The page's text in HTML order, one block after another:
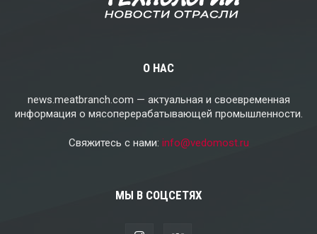
О НАС
news.meatbranch.com — актуальная и своевременная
информация о мясоперерабатывающей промышленности.
Свяжитесь с нами: info@vedomost.ru
МЫ В СОЦСЕТЯХ